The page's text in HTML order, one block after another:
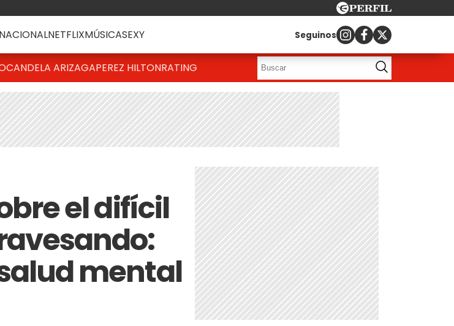
NETFLIXMÚSICASEXY Seguinos
CANDELA ARIZAGAPEREZ HILTONRATING
el difícil
mental